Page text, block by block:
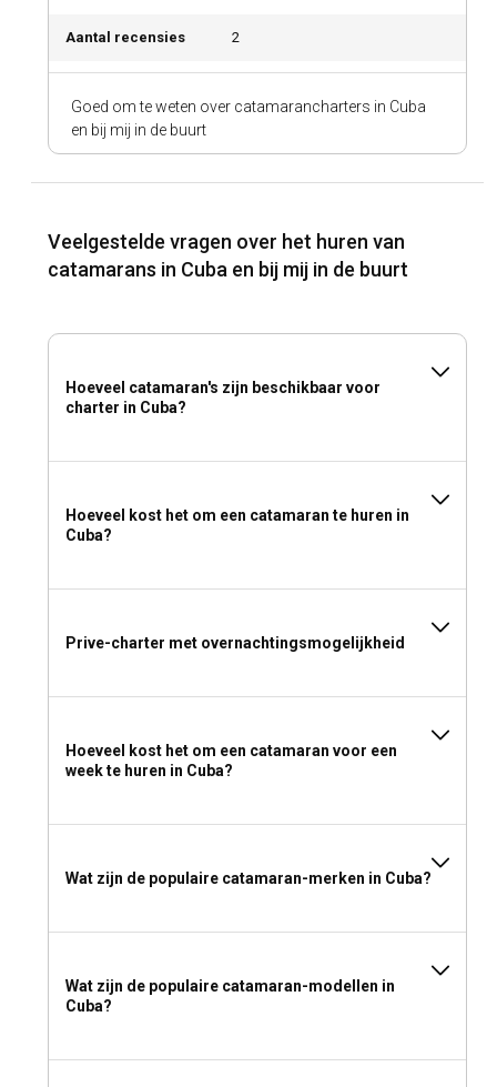
Goed om te weten over catamarancharters in Cuba
en bij mij in de buurt
Aantal recensies 2
Veelgestelde vragen over het huren van
catamarans in Cuba en bij mij in de buurt
Hoeveel catamaran's zijn beschikbaar voor
charter in Cuba?
Hoeveel kost het om een catamaran te huren in
Cuba?
Prive-charter met overnachtingsmogelijkheid
Hoeveel kost het om een catamaran voor een
week te huren in Cuba?
Wat zijn de populaire catamaran-merken in Cuba?
Wat zijn de populaire catamaran-modellen in
Cuba?